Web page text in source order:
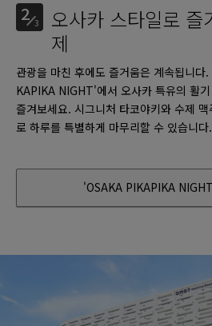
2 3
오사카 스타일로 즐
제
관광을 마친 후에도 즐거움은 계속됩니
KAPIKA NIGHT'에서 오사카 특유의 활
즐겨보세요. 시그니처 타코야키와 수제
로 하루를 특별하게 마무리할 수 있습니다.
'OSAKA PIKAPIKA